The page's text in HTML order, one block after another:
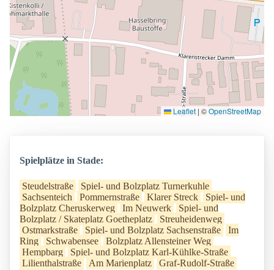
Leaflet | ©OpenStreetMap
Spielplätze in Stade:
Steudelstraße
Spiel- und Bolzplatz Turnerkuhle
Sachsenteich
Pommernstraße Klarer Streck
Spiel- und
Bolzplatz Cheruskerweg
Im Neuwerk
Spiel- und
Bolzplatz / Skateplatz Goetheplatz
Streuheidenweg
Ostmarkstraße
Spiel- und Bolzplatz Sachsenstraße
Im
Ring
Schwabensee
Bolzplatz Allensteiner Weg
Hempbarg
Spiel- und Bolzplatz Karl-Kühlke-Straße
Lilienthalstraße
Am Marienplatz
Graf-Rudolf-Straße